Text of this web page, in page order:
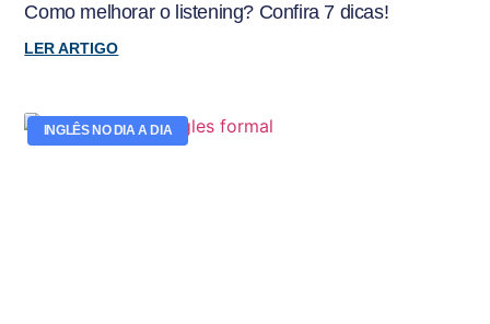
Como melhorar o listening? Confira 7 dicas!
LER ARTIGO
INGLÊS NO DIA A DIA